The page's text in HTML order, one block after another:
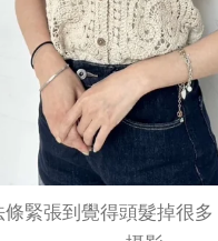
緊張到覺得頭髮掉很